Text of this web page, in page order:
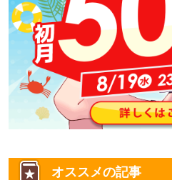
オススメの記事